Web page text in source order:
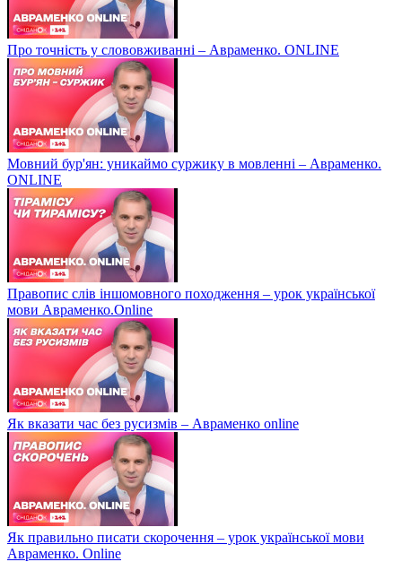
Про точність у слововживанні – Авраменко. ONLINE
Мовний бур'ян: уникаймо суржику в мовленні – Авраменко.
ONLINE
Правопис слів іншомовного походження – урок української
мови Авраменко.Online
Як вказати час без русизмів – Авраменко online
Як правильно писати скорочення – урок української мови
Авраменко. Online